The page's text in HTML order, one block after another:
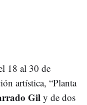
18 al 30 de
artística, “Planta
Gil y de dos